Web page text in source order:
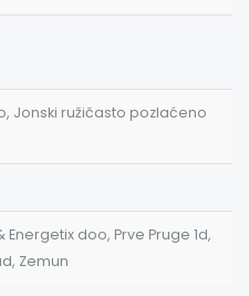
Jonski ružičasto pozlaćeno
Energetix doo, Prve Pruge 1d,
Zemun